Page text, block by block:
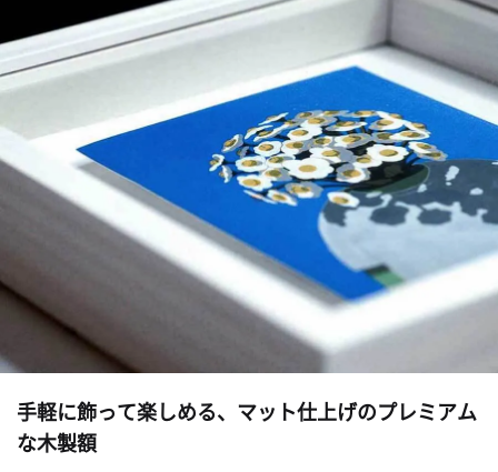
手軽に飾って楽しめる、マット仕上げのプレミアム
な木製額